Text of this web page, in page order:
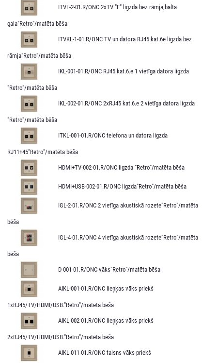
ITVL-2-01.R/ONC 2xTV "F" ligzda bez rāmja,balta
gala"Retro"/matēta bēša
ITVKL-1-01.R/ONC TV un datora RJ45 kat.6e ligzda bez
rāmja"Retro"/matēta bēša
IKL-001-01.R/ONC RJ45 kat.6.e 1 vietīga datora ligzda
"Retro"/matēta bēša
IKL-002-01.R/ONC 2xRJ45 kat.6.e 2 vietīga datora ligzda
"Retro"/matēta bēša
ITKL-001-01.R/ONC telefona un datora ligzda
RJ11+45"Retro"/matēta bēša
HDMI+TV-002-01.R/ONC ligzda "Retro"/matēta bēša
HDMI+USB-002-01.R/ONC ligzda"Retro"/matēta bēša
IGL-2-01.R/ONC 2 vietīga akustiskā rozete"Retro"/matēta
bēša
IGL-4-01.R/ONC 4 vietīga akustiskā rozete"Retro"/matēta
bēša
D-001-01.R/ONC vāks"Retro"/matēta bēša
AIKL-001-01.R/ONC lieņķas vāks priekš
1xRJ45/TV/HDMI/USB."Retro"/matēta bēša
AIKL-002-01.R/ONC lieņķas vāks priekš
2xRJ45/TV/HDMI/USB."Retro"/matēta bēša
AIKL-011-01.R/ONC taisns vāks priekš